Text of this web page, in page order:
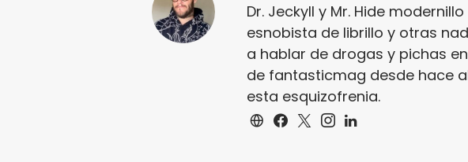
Dr. Jeckyll y Mr. Hide
esnobista de librillo y otras
a hablar de drogas y pichas
de fantasticmag desde hace
esta esquizofrenia.